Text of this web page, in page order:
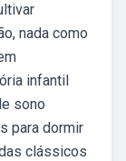
nada como
infantil
sono
para dormir
clássicos